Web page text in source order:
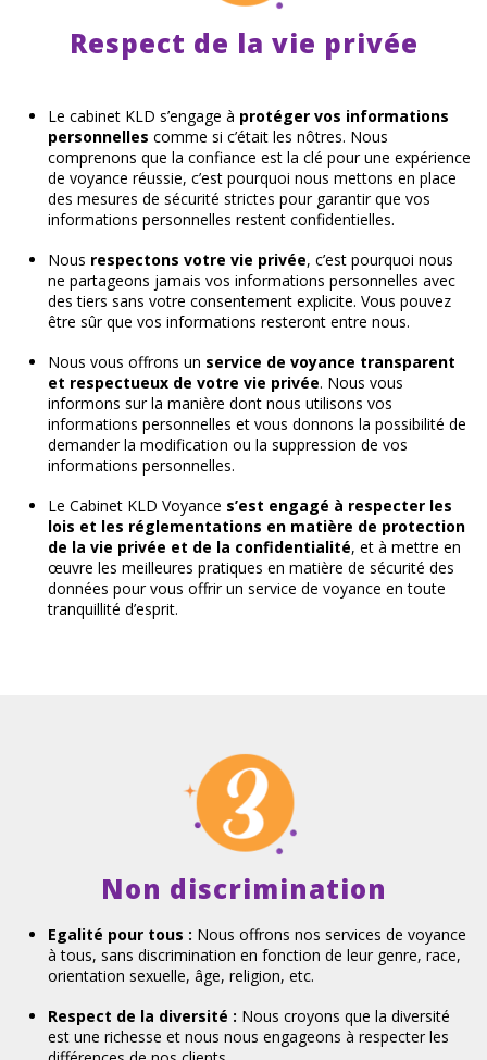
Respect de la vie privée
Le cabinet KLD s’engage à protéger vos informations
personnelles comme si c’était les nôtres. Nous
comprenons que la confiance est la clé pour une expérience
de voyance réussie, c’est pourquoi nous mettons en place
des mesures de sécurité strictes pour garantir que vos
informations personnelles restent confidentielles.
Nous respectons votre vie privée, c’est pourquoi nous
ne partageons jamais vos informations personnelles avec
des tiers sans votre consentement explicite. Vous pouvez
être sûr que vos informations resteront entre nous.
Nous vous offrons un service de voyance transparent
et respectueux de votre vie privée. Nous vous
informons sur la manière dont nous utilisons vos
informations personnelles et vous donnons la possibilité de
demander la modification ou la suppression de vos
informations personnelles.
Le Cabinet KLD Voyance s’est engagé à respecter les
lois et les réglementations en matière de protection
de la vie privée et de la confidentialité, et à mettre en
œuvre les meilleures pratiques en matière de sécurité des
données pour vous offrir un service de voyance en toute
tranquillité d’esprit.
Non discrimination
Egalité pour tous : Nous offrons nos services de voyance
à tous, sans discrimination en fonction de leur genre, race,
orientation sexuelle, âge, religion, etc.
Respect de la diversité : Nous croyons que la diversité
est une richesse et nous nous engageons à respecter les